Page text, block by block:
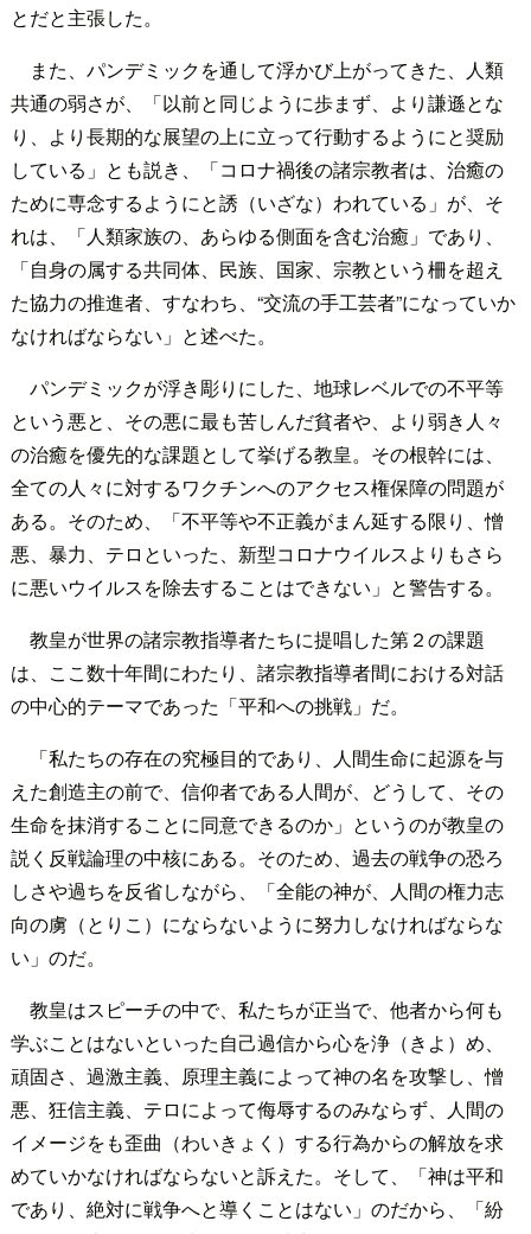
とだと主張した。
また、パンデミックを通して浮かび上がってきた、人類
共通の弱さが、「以前と同じように歩まず、より謙遜とな
り、より長期的な展望の上に立って行動するようにと奨励
している」とも説き、「コロナ禍後の諸宗教者は、治癒の
ために専念するようにと誘（いざな）われている」が、そ
れは、「人類家族の、あらゆる側面を含む治癒」であり、
「自身の属する共同体、民族、国家、宗教という柵を超え
た協力の推進者、すなわち、“交流の手工芸者”になっていか
なければならない」と述べた。
パンデミックが浮き彫りにした、地球レベルでの不平等
という悪と、その悪に最も苦しんだ貧者や、より弱き人々
の治癒を優先的な課題として挙げる教皇。その根幹には、
全ての人々に対するワクチンへのアクセス権保障の問題が
ある。そのため、「不平等や不正義がまん延する限り、憎
悪、暴力、テロといった、新型コロナウイルスよりもさら
に悪いウイルスを除去することはできない」と警告する。
教皇が世界の諸宗教指導者たちに提唱した第２の課題
は、ここ数十年間にわたり、諸宗教指導者間における対話
の中心的テーマであった「平和への挑戦」だ。
「私たちの存在の究極目的であり、人間生命に起源を与
えた創造主の前で、信仰者である人間が、どうして、その
生命を抹消することに同意できるのか」というのが教皇の
説く反戦論理の中核にある。そのため、過去の戦争の恐ろ
しさや過ちを反省しながら、「全能の神が、人間の権力志
向の虜（とりこ）にならないように努力しなければならな
い」のだ。
教皇はスピーチの中で、私たちが正当で、他者から何も
学ぶことはないといった自己過信から心を浄（きよ）め、
頑固さ、過激主義、原理主義によって神の名を攻撃し、憎
悪、狂信主義、テロによって侮辱するのみならず、人間の
イメージをも歪曲（わいきょく）する行為からの解放を求
めていかなければならないと訴えた。そして、「神は平和
であり、絶対に戦争へと導くことはない」のだから、「紛